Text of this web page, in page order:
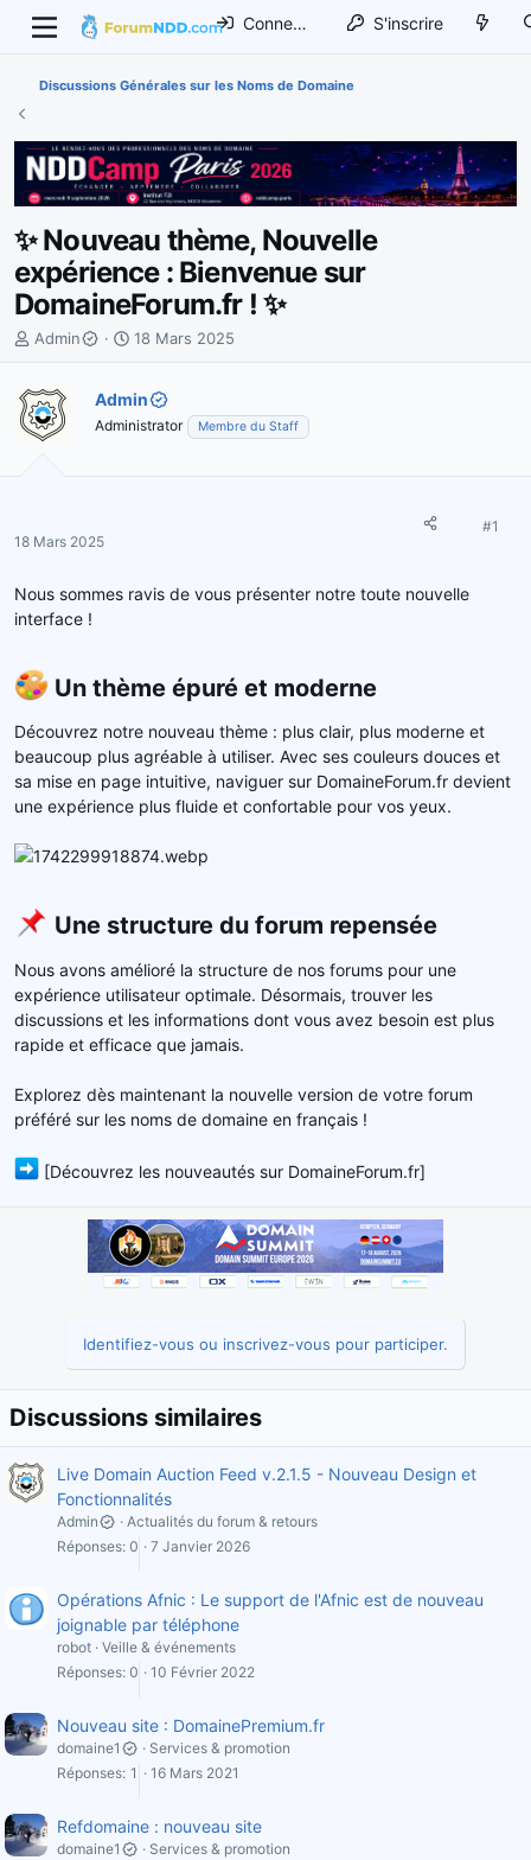
Connexion S'inscrire
Discussions Générales sur les Noms de Domaine
✨ Nouveau thème, Nouvelle
expérience : Bienvenue sur
DomaineForum.fr ! ✨
I
t
i
r
e
l
d
i
c
u
s
s
o
Admin
D
e
d
18 Mars 2025
Admin
Administrator Membre du Staff
18 Mars 2025
#1
Nous sommes ravis de vous présenter notre toute nouvelle
interface !
Un thème épuré et moderne​
Découvrez notre nouveau thème : plus clair, plus moderne et
beaucoup plus agréable à utiliser. Avec ses couleurs douces et
sa mise en page intuitive, naviguer sur DomaineForum.fr devient
une expérience plus fluide et confortable pour vos yeux.
Une structure du forum repensée​
Nous avons amélioré la structure de nos forums pour une
expérience utilisateur optimale. Désormais, trouver les
discussions et les informations dont vous avez besoin est plus
rapide et efficace que jamais.
Explorez dès maintenant la nouvelle version de votre forum
préféré sur les noms de domaine en français !
[Découvrez les nouveautés sur DomaineForum.fr]
Identifiez-vous ou inscrivez-vous pour participer.
Discussions similaires
Live Domain Auction Feed v.2.1.5 - Nouveau Design et
Fonctionnalités
Admin
Actualités du forum & retours
Réponses 0 7 Janvier 2026
Opérations Afnic : Le support de l'Afnic est de nouveau
joignable par téléphone
robot Veille & événements
Réponses 0 10 Février 2022
Nouveau site : DomainePremium.fr
domaine1
Services & promotion
Réponses 1 16 Mars 2021
Refdomaine : nouveau site
domaine1
Services & promotion